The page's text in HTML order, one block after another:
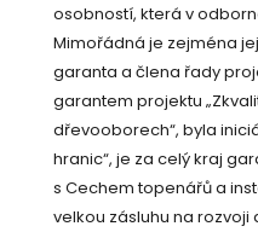
osobností, která v
Mimořádná je zejména
garanta a člena řady
garantem projektu
dřevooborech“, byla
hranic“, je za celý kraj
s Cechem topenářů a
velkou zásluhu na